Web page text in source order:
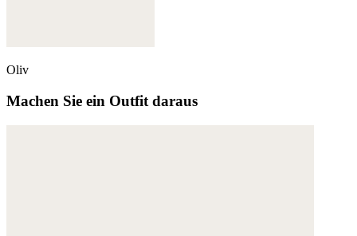
Oliv
Machen Sie ein Outfit daraus